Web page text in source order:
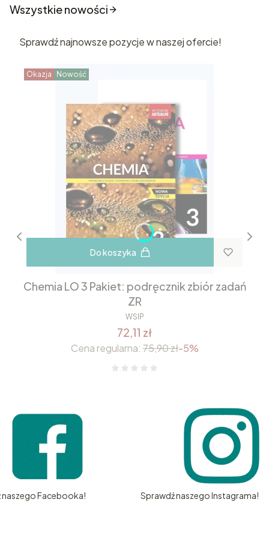
Wszystkie nowości
Sprawdź najnowsze pozycje w naszej ofercie!
Okazja Nowość
Do koszyka
Chemia LO 3 Pakiet: podręcznik zbiór zadań
ZR
WSIP
72,11 zł
Cena regularna: 75,90 zł-5%
naszego Facebooka! Sprawdź naszego Instagrama!